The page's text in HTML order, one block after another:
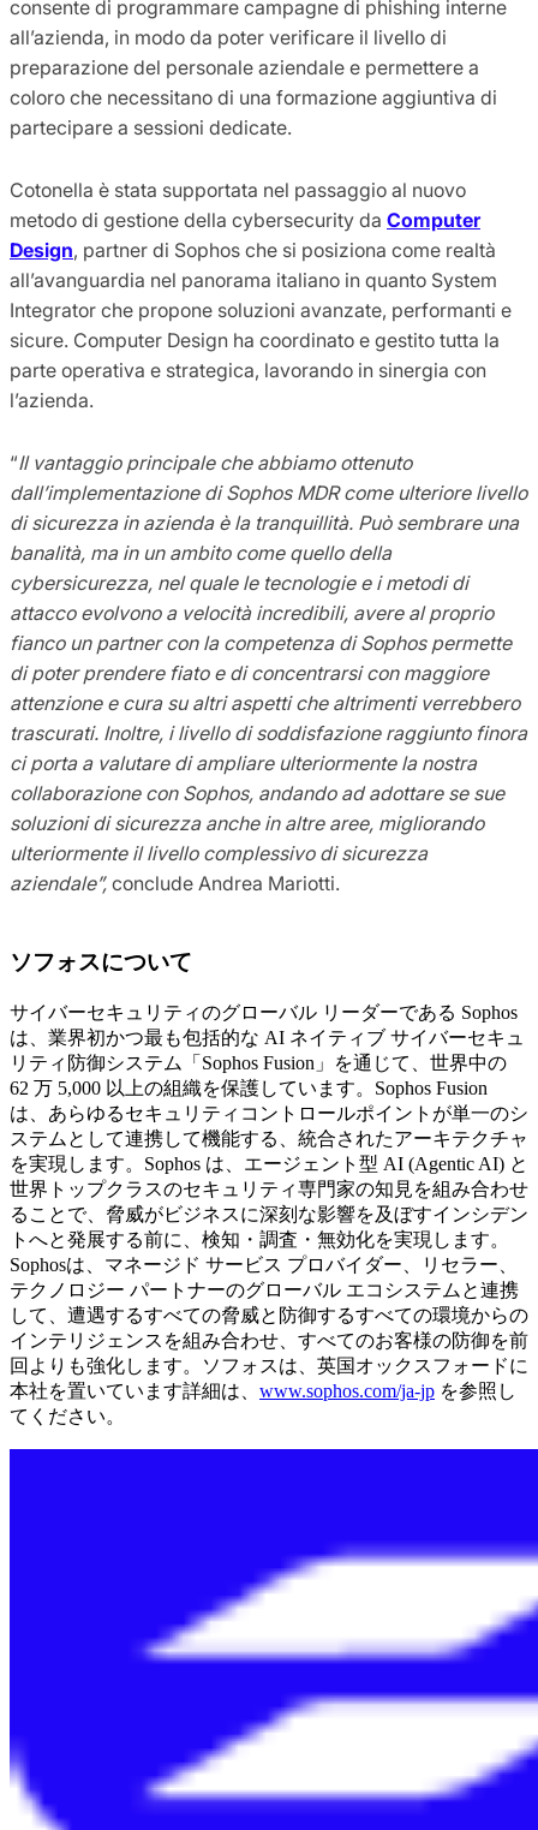
consente di programmare campagne di phishing interne
all’azienda, in modo da poter verificare il livello di
preparazione del personale aziendale e permettere a
coloro che necessitano di una formazione aggiuntiva di
partecipare a sessioni dedicate.
Cotonella è stata supportata nel passaggio al nuovo
metodo di gestione della cybersecurity da Computer
Design, partner di Sophos che si posiziona come realtà
all’avanguardia nel panorama italiano in quanto System
Integrator che propone soluzioni avanzate, performanti e
sicure. Computer Design ha coordinato e gestito tutta la
parte operativa e strategica, lavorando in sinergia con
l’azienda.
“Il vantaggio principale che abbiamo ottenuto
dall’implementazione di Sophos MDR come ulteriore livello
di sicurezza in azienda è la tranquillità. Può sembrare una
banalità, ma in un ambito come quello della
cybersicurezza, nel quale le tecnologie e i metodi di
attacco evolvono a velocità incredibili, avere al proprio
fianco un partner con la competenza di Sophos permette
di poter prendere fiato e di concentrarsi con maggiore
attenzione e cura su altri aspetti che altrimenti verrebbero
trascurati. Inoltre, i livello di soddisfazione raggiunto finora
ci porta a valutare di ampliare ulteriormente la nostra
collaborazione con Sophos, andando ad adottare se sue
soluzioni di sicurezza anche in altre aree, migliorando
ulteriormente il livello complessivo di sicurezza
aziendale”, conclude Andrea Mariotti.
ソフォスについて
サイバーセキュリティのグローバル リーダーである Sophos
は、業界初かつ最も包括的な AI ネイティブ サイバーセキュ
リティ防御システム「Sophos Fusion」を通じて、世界中の
62 万 5,000 以上の組織を保護しています。Sophos Fusion
は、あらゆるセキュリティコントロールポイントが単一のシ
ステムとして連携して機能する、統合されたアーキテクチャ
を実現します。Sophos は、エージェント型 AI (Agentic AI) と
世界トップクラスのセキュリティ専門家の知見を組み合わせ
ることで、脅威がビジネスに深刻な影響を及ぼすインシデン
トへと発展する前に、検知・調査・無効化を実現します。
Sophosは、マネージド サービス プロバイダー、リセラー、
テクノロジー パートナーのグローバル エコシステムと連携
して、遭遇するすべての脅威と防御するすべての環境からの
インテリジェンスを組み合わせ、すべてのお客様の防御を前
回よりも強化します。ソフォスは、英国オックスフォードに
本社を置いています詳細は、 www.sophos.com/ja-jp を参照し
てください。